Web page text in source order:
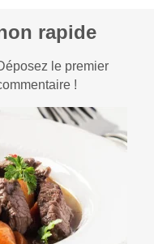
rapide
le premier
!